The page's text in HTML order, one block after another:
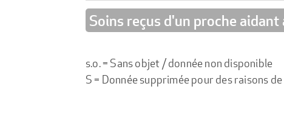
Soins reçus d'un proche
s.o. = Sans objet / donnée non disponible
S = Donnée supprimée pour des raisons